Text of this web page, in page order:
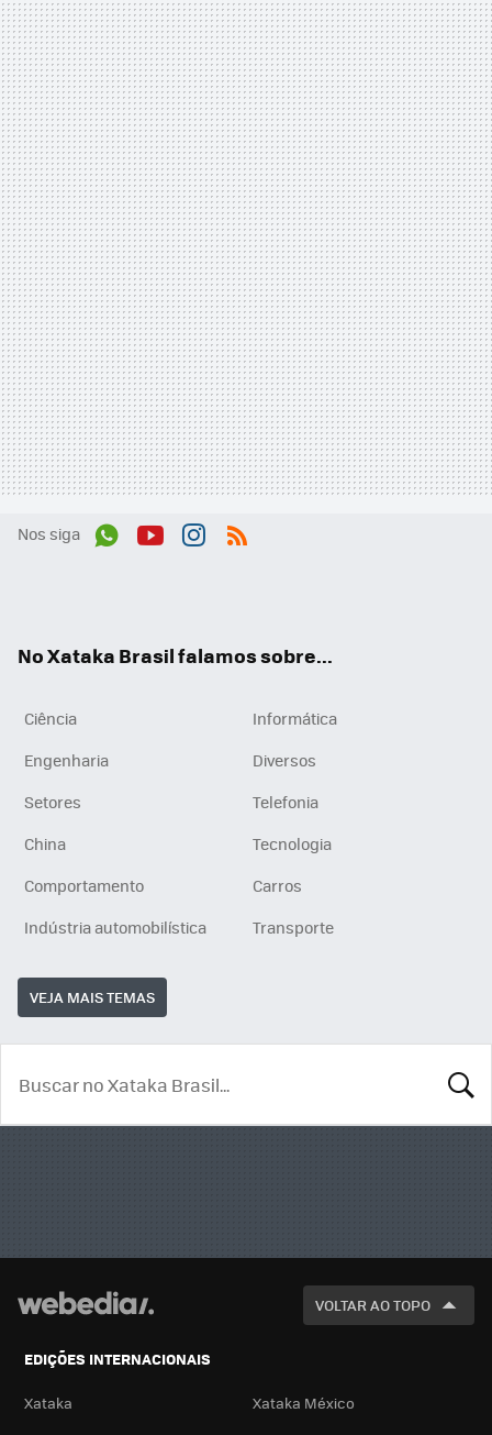
Nos siga
No Xataka Brasil falamos sobre...
Ciência
Informática
Engenharia
Diversos
Setores
Telefonia
China
Tecnologia
Comportamento
Carros
Indústria automobilística
Transporte
VEJA MAIS TEMAS
VOLTAR AO TOPO
EDIÇÕES INTERNACIONAIS
Xataka Xataka México